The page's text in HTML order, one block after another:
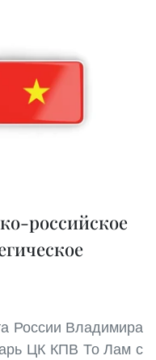
российское
России Владимира
ЦК КПВ То Лам с